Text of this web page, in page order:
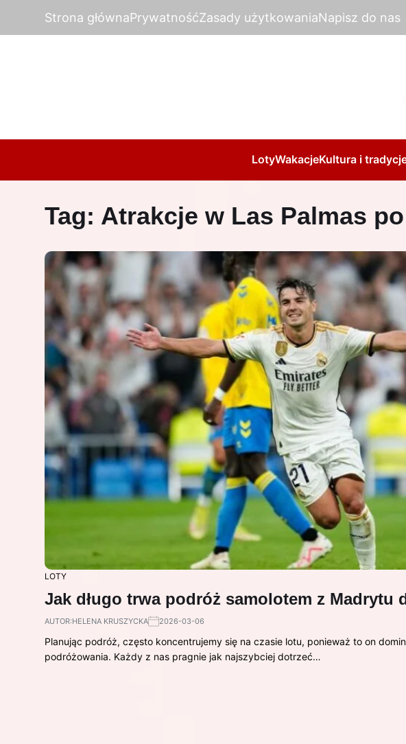
Strona głównaPrywatnośćZasady użytkowaniaNapisz do nas
LotyWakacjeKultura i
Tag: Atrakcje w Las Palmas
LOTY
Jak długo trwa podróż samolotem z Madrytu
AUTOR:HELENA KRUSZYCKA 2026-03-06
Planując podróż, często koncentrujemy się na czasie lotu, ponieważ to on
podróżowania. Każdy z nas pragnie jak najszybciej dotrzeć…